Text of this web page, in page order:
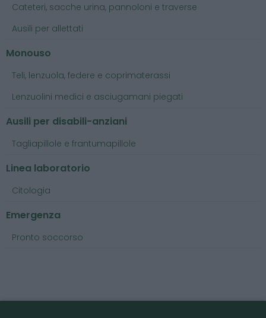
Cateteri, sacche urina, pannoloni e traverse
Ausili per allettati
Monouso
Teli, lenzuola, federe e coprimaterassi
Lenzuolini medici e asciugamani piegati
Ausili per disabili-anziani
Tagliapillole e frantumapillole
Linea laboratorio
Citologia
Emergenza
Pronto soccorso